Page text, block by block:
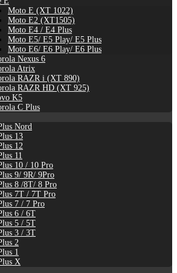
Moto E (XT 1022)
Moto E2 (XT1505)
Moto E4 / E4 Plus
Moto E5/ E5 Play/ E5 Plus
Moto E6/ E6 Play/ E6 Plus
Nexus 6
Atrix
RAZR i (XT 890)
RAZR HD (XT 925)
K5
C Plus
Nord
13
12
11
10 / 10 Pro
9/ 9R/ 9Pro
8 /8T/ 8 Pro
7T / 7T Pro
7 / 7 Pro
6 / 6T
5 / 5T
3 / 3T
2
1
X